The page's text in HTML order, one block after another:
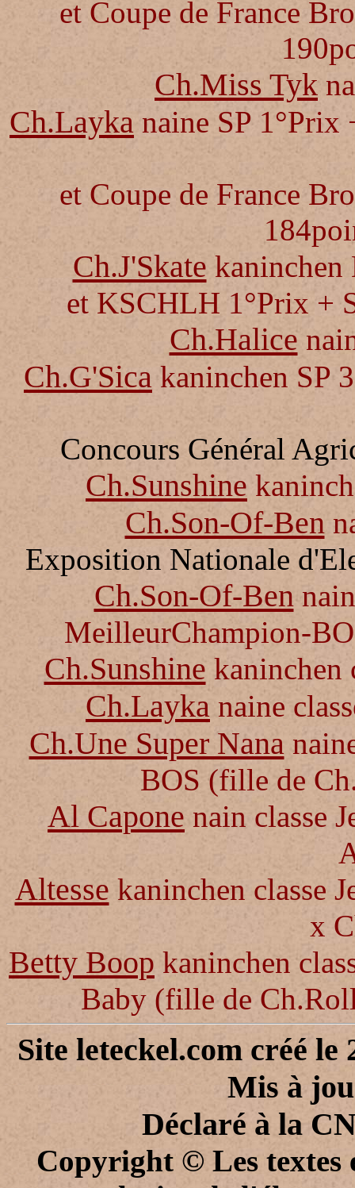
et Coupe de France
Ch.Miss Tyk
Ch.Layka naine SP
et Coupe de France
Ch.J'Skate
et KSCHLH 1°Prix +
Ch.Halice
Ch.G'Sicakaninchen SP
Concours Général
Ch.Sunshine
Ch.Son-Of-Ben
Exposition Nationale
Ch.Son-Of-Ben
MeilleurChampion-
Ch.Sunshinekaninchen
Ch.Layka naine
Ch.Une Super Nana
BOS (fille de
Al Capone nain classe
Altesse kaninchen classe
x
Betty Boop kaninchen
Baby (fille de
Site leteckel.com créé le
Mis à
Déclaré à la
Copyright © Les textes